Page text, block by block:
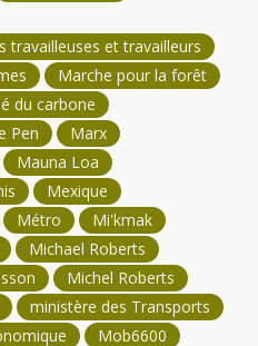
travailleuses et travailleurs
Marche pour la forêt
du carbone
Pen
Marx
Mauna Loa
Mexique
Métro
Mi'kmak
Michael Roberts
Michel Roberts
ministère des Transports
Mob6600